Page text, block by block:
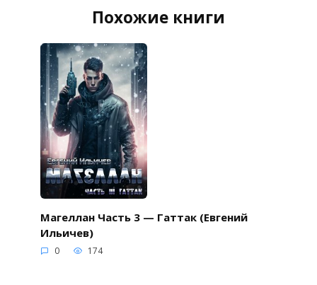
Похожие книги
Магеллан Часть 3 — Гаттак (Евгений
Ильичев)
0 174